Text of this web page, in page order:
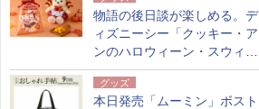
物語の後日談が楽しめる。デ
ィズニーシー「クッキー・ア
ンのハロウィーン・スウィー
トサプライズ」限定グッズ公
開グッズ
本日発売「ムーミン」ボスト